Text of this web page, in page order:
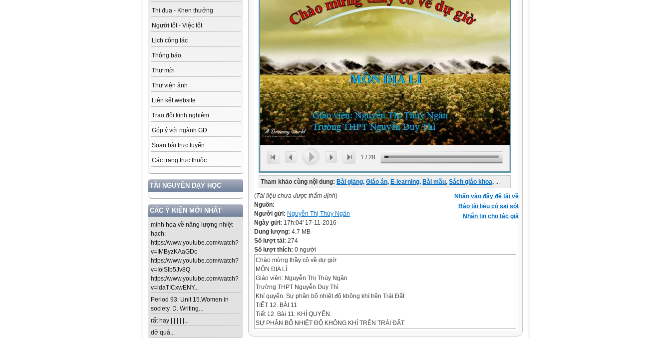
Thi đua - Khen thưởng
Người tốt - Việc tốt
Lịch công tác
Thông báo
Thư mời
Thư viện ảnh
Liên kết website
Trao đổi kinh nghiệm
Góp ý với ngành GD
Soạn bài trực tuyến
Các trang trực thuộc
TÀI NGUYÊN DẠY HỌC
CÁC Ý KIẾN MỚI NHẤT
minh họa về năng lượng nhiệt
hạch:
https://www.youtube.com/watch?
v=IMByzKAaGDc
https://www.youtube.com/watch?
v=IoiSIb5Jv8Q
https://www.youtube.com/watch?
v=ldaTICxwENY...
Period 93: Unit 15.Women in
society. D. Writing...
rất hay | | | | |...
dở quá...
1 /28
Tham khảo cùng nội dung: Bài giảng, Giáo án, E-learning, Bài mẫu, Sách giáo khoa, ...
Nhấn vào đây để tải về
Báo tài liệu có sai sót
Nhắn tin cho tác giả
(Tài liệu chưa được thẩm định)
Nguồn:
Người gửi: Nguyễn Thị Thúy Ngân
Ngày gửi: 17h:04' 17-11-2016
Dung lượng: 4.7 MB
Số lượt tải: 274
Số lượt thích: 0 người
Chào mừng thầy cô về dự giờ
MÔN ĐỊA LÍ
Giáo viên: Nguyễn Thị Thúy Ngân
Trường THPT Nguyễn Duy Thì
Khí quyển. Sự phân bố nhiệt độ không khí trên Trái Đất
TIẾT 12. BÀI 11
Tiết 12. Bài 11: KHÍ QUYỂN.
SỰ PHÂN BỐ NHIỆT ĐỘ KHÔNG KHÍ TRÊN TRÁI ĐẤT